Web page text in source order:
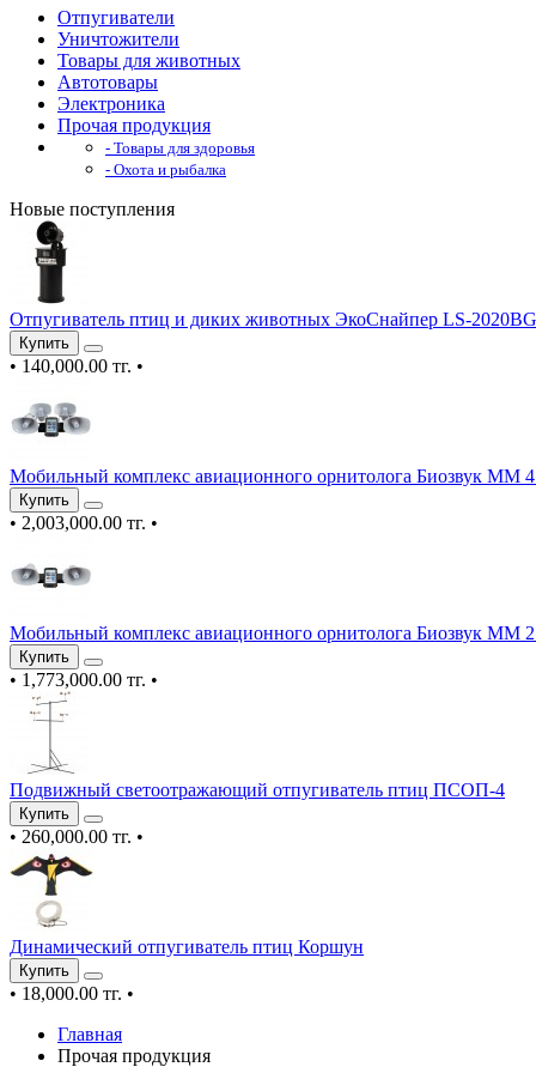
Отпугиватели
Уничтожители
Товары для животных
Автотовары
Электроника
Прочая продукция
- Товары для здоровья
- Охота и рыбалка
Новые поступления
Отпугиватель птиц и диких животных ЭкоСнайпер LS-2020BG
Купить
• 140,000.00 тг. •
Мобильный комплекс авиационного орнитолога Биозвук ММ
Купить
• 2,003,000.00 тг. •
Мобильный комплекс авиационного орнитолога Биозвук ММ
Купить
• 1,773,000.00 тг. •
Подвижный светоотражающий отпугиватель птиц ПСОП-4
Купить
• 260,000.00 тг. •
Динамический отпугиватель птиц Коршун
Купить
• 18,000.00 тг. •
Главная
Прочая продукция